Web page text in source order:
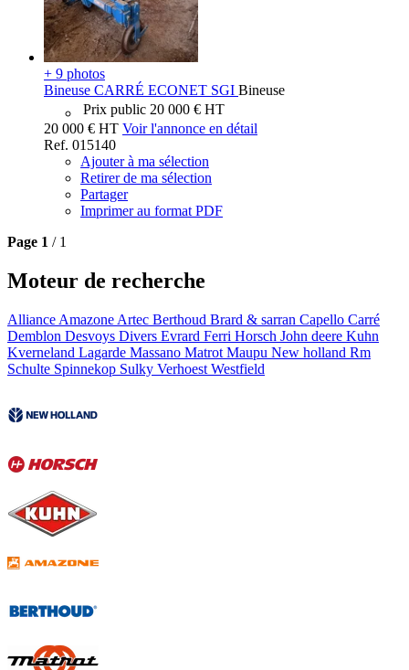
+ 9 photos
Bineuse CARRÉ ECONET SGI Bineuse
Prix public 20 000 € HT
20 000 € HT Voir l'annonce en détail
Ref. 015140
Ajouter à ma sélection
Retirer de ma sélection
Partager
Imprimer au format PDF
Page 1 / 1
Moteur de recherche
Alliance Amazone Artec Berthoud Brard & sarran Capello Carré
Demblon Desvoys Divers Evrard Ferri Horsch John deere Kuhn
Kverneland Lagarde Massano Matrot Maupu New holland Rm
Schulte Spinnekop Sulky Verhoest Westfield